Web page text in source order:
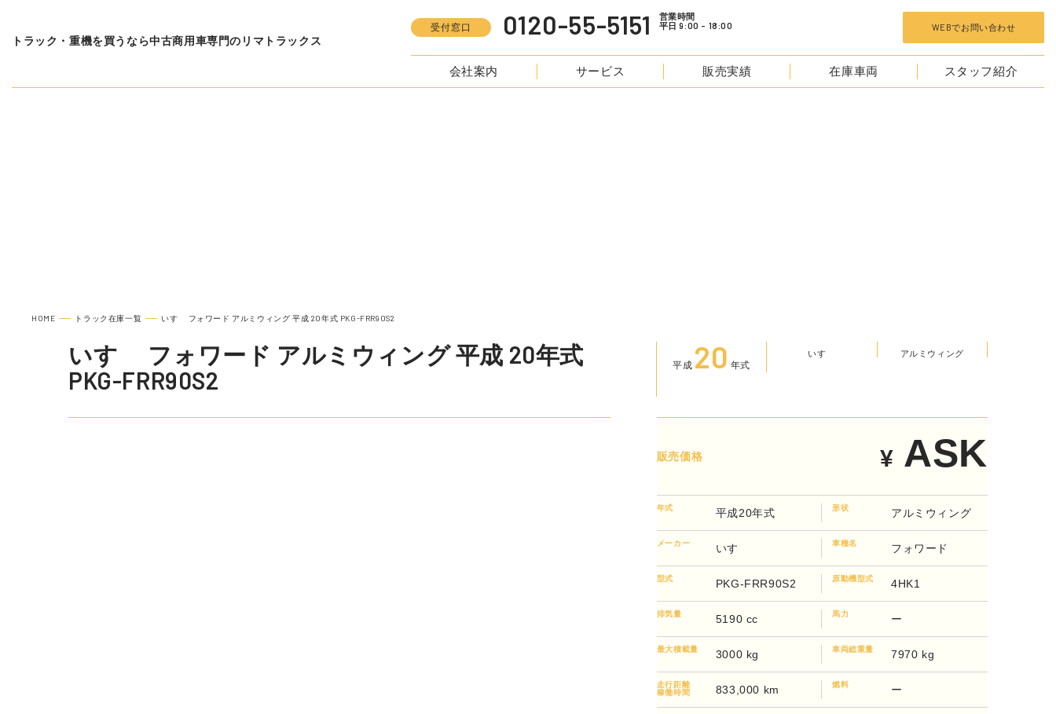
トラック・重機を買うなら中古商用車専門のリマトラックス
受付窓口 0120-55-5151
営業時間
平日 9:00 - 18:00
WEBでお問い合わせ
会社案内 サービス 販売実績 在庫車両 スタッフ紹介
HOME トラック在庫一覧 いすゞ フォワード アルミウィング 平成 20年式 PKG-FRR90S2
いすゞ フォワード アルミウィング 平成 20年式
PKG-FRR90S2
平成 20 年式
いすゞ アルミウィング
販売価格 ¥ASK
年式 平成20年式 形状 アルミウィング
メーカー いすゞ 車種名 フォワード
型式 PKG-FRR90S2 原動機型式 4HK1
排気量 5190 cc 馬力 ー
最大積載量 3000 kg 車両総重量 7970 kg
走行距離
稼働時間
833,000 km 燃料 ー